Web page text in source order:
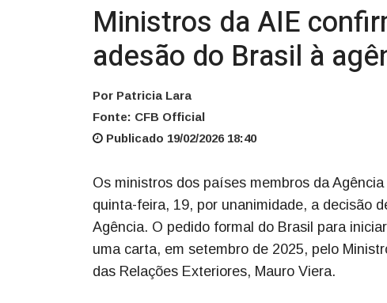
Ministros da AIE
adesão do Brasil à
Por Patricia Lara
Fonte: CFB Official
Publicado 19/02/2026 18:40
Os ministros dos países membros da
quinta-feira, 19, por unanimidade, a decisão
Agência. O pedido formal do Brasil para
uma carta, em setembro de 2025, pelo
das Relações Exteriores, Mauro Viera.